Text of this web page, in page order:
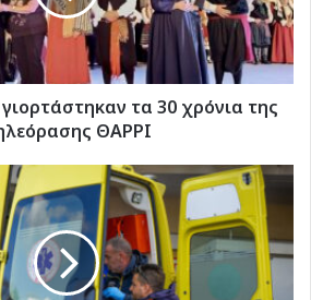
τα 30 χρόνια της
ΘΑΡΡΙ